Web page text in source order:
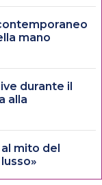
mano
durante il
alla
mito del